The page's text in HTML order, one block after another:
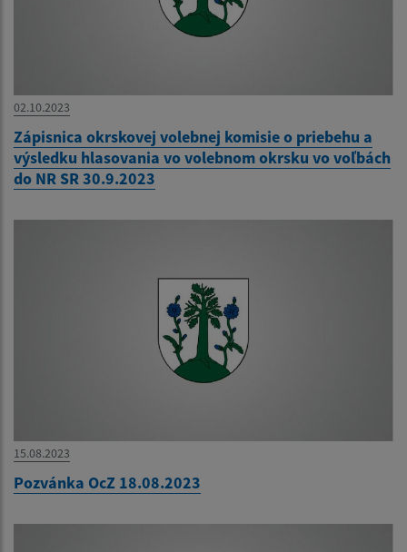
02.10.2023
Zápisnica okrskovej volebnej komisie o priebehu a
výsledku hlasovania vo volebnom okrsku vo voľbách
do NR SR 30.9.2023
15.08.2023
Pozvánka OcZ 18.08.2023